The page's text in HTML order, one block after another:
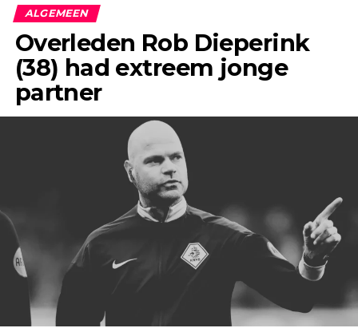
ALGEMEEN
Overleden Rob Dieperink
(38) had extreem jonge
partner